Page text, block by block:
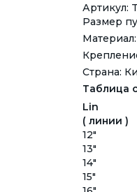
Артикул:
Размер
Страна:
Таблица
Lin
( линии )
12"
13"
14"
15"